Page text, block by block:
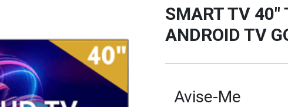
SMART TV 40"
ANDROID TV
Avise-Me